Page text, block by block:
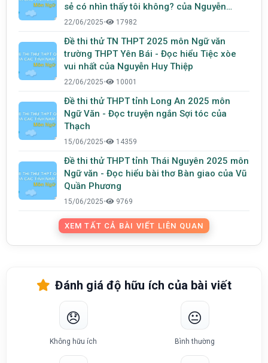
sẻ có nhìn thấy tôi không? của Nguyễn
Phong Việt
22/06/2025• 17982
Đề thi thử TN THPT 2025 môn Ngữ văn
trường THPT Yên Bái - Đọc hiểu Tiệc xòe
vui nhất của Nguyễn Huy Thiệp
22/06/2025• 10001
Đề thi thử THPT tỉnh Long An 2025 môn
Ngữ Văn - Đọc truyện ngắn Sợi tóc của
Thạch
15/06/2025• 14359
Đề thi thử THPT tỉnh Thái Nguyên 2025 môn
Ngữ văn - Đọc hiểu bài thơ Bàn giao của Vũ
Quần Phương
15/06/2025• 9769
XEM TẤT CẢ BÀI VIẾT LIÊN QUAN
Đánh giá độ hữu ích của bài viết
😞
Không hữu ích
😐
Bình thường